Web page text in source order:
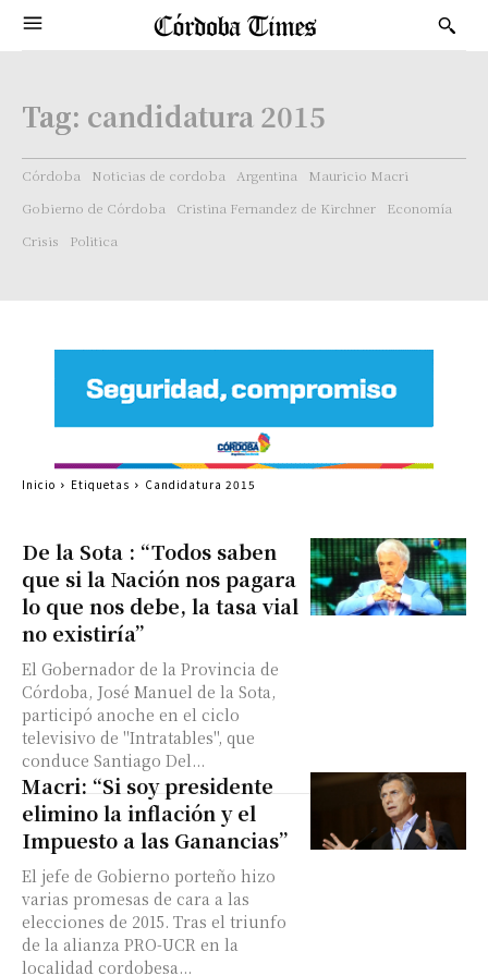
Tag: candidatura 2015
Córdoba Noticias de cordoba Argentina
Mauricio Macri
Gobierno de Córdoba
Cristina Fernandez de Kirchner
Economía
Crisis
Politica
De la Sota : “Todos saben
que si la Nación nos pagara
lo que nos debe, la tasa vial
no existiría”
El Gobernador de la Provincia de
Córdoba, José Manuel de la Sota,
participó anoche en el ciclo
televisivo de "Intratables", que
conduce Santiago Del...
Macri: “Si soy presidente
elimino la inflación y el
Impuesto a las Ganancias”
El jefe de Gobierno porteño hizo
varias promesas de cara a las
elecciones de 2015. Tras el triunfo
de la alianza PRO-UCR en la
localidad cordobesa...
Inicio Etiquetas Candidatura 2015